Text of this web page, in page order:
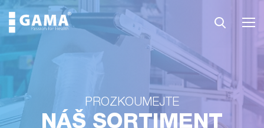
PROZKOUMEJTE
NÁŠ SORTIMENT